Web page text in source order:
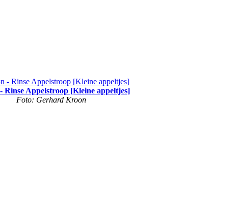
Rinse Appelstroop [Kleine appeltjes]
Foto: Gerhard Kroon